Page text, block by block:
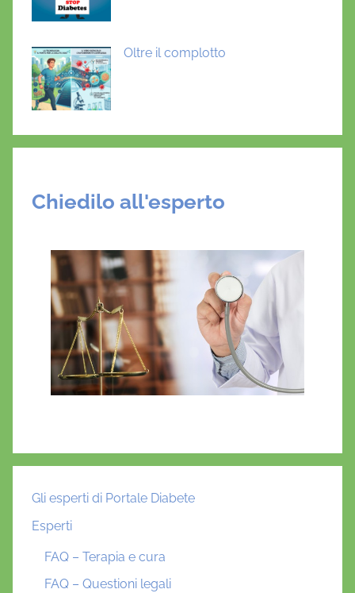
Oltre il complotto
Chiedilo all'esperto
Gli esperti di Portale Diabete
Esperti
FAQ – Terapia e cura
FAQ – Questioni legali